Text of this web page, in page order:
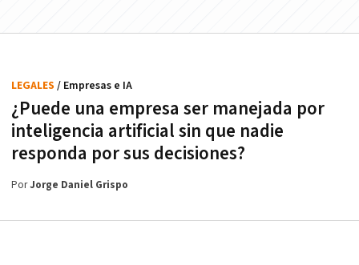
¿Puede una empresa ser manejada por
inteligencia artificial sin que nadie
responda por sus decisiones?
LEGALES / Empresas e IA
PorJorge Daniel Grispo